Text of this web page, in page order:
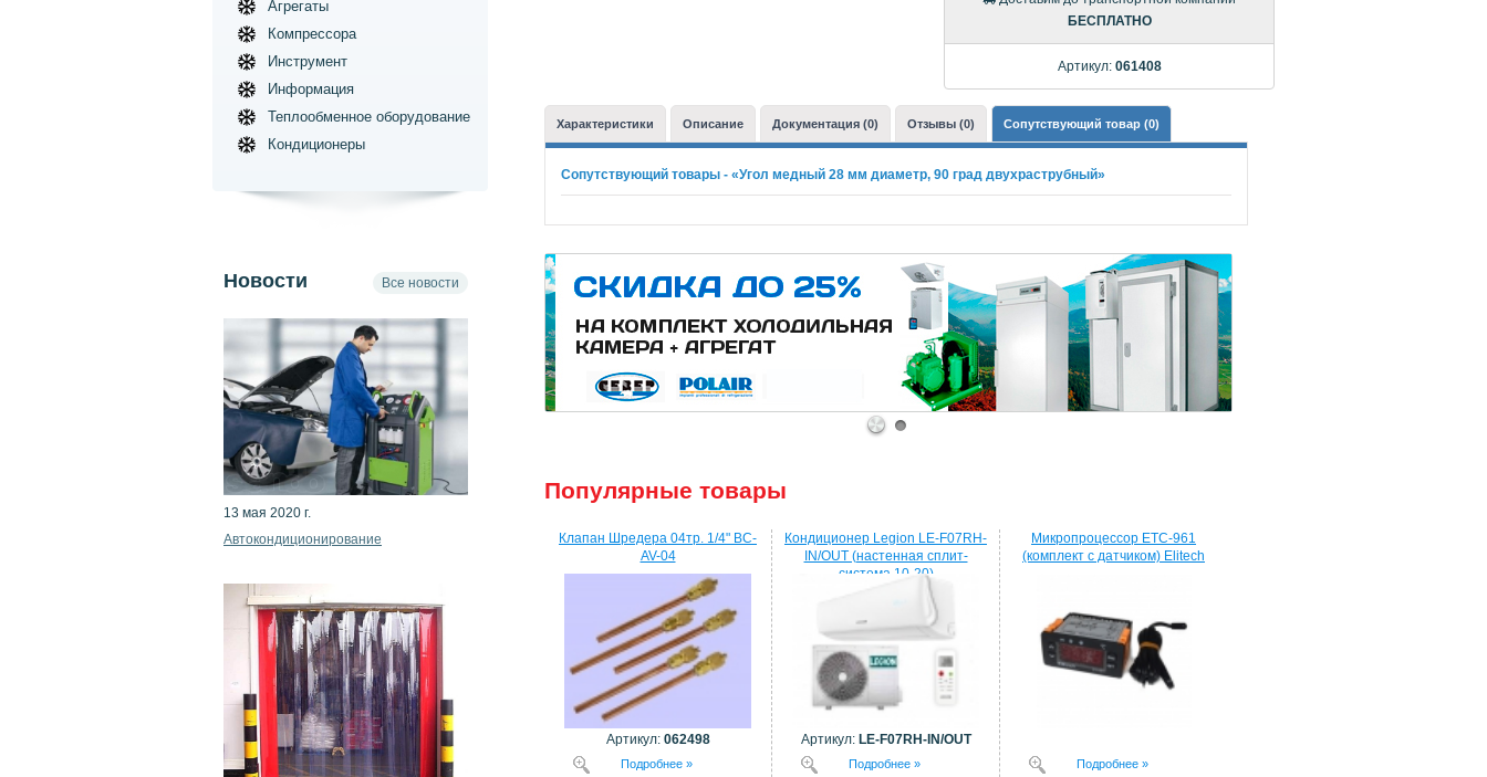
БЕСПЛАТНО
Артикул: 061408
Характеристики Описание Документация (0) Отзывы (0) Сопутствующий товар (0)
Сопутствующий товары - «Угол медный 28 мм диаметр, 90 град двухраструбный»
1 2
Популярные товары
Клапан Шредера 04тр. 1/4" BC-
AV-04
Артикул: 062498
Подробнее »
Кондиционер Legion LE-F07RH-
IN/OUT (настенная сплит-
система 10-20)
Артикул: LE-F07RH-IN/OUT
Подробнее »
Микропроцессор ETC-961
(комплект c датчиком) Elitech
Подробнее »
Агрегаты
Компрессора
Инструмент
Информация
Теплообменное оборудование
Кондиционеры
Новости Все новости
13 мая 2020 г.
Автокондиционирование